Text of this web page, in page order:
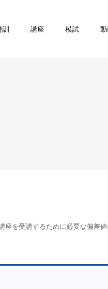
講座 模試
座を受講するために必要な偏差